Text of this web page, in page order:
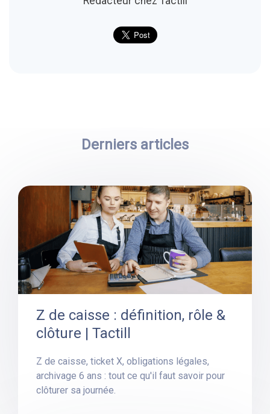
Derniers articles
Z de caisse : définition, rôle &
clôture | Tactill
Z de caisse, ticket X, obligations légales,
archivage 6 ans : tout ce qu'il faut savoir pour
clôturer sa journée.